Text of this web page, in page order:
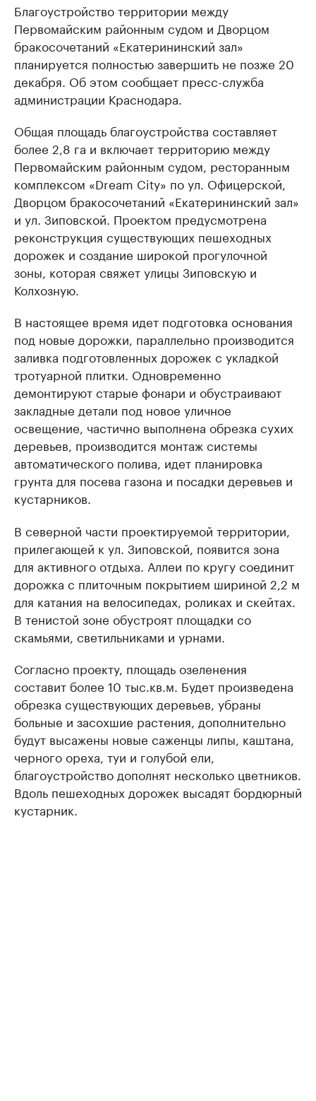
Благоустройство территории между
Первомайским районным судом и Дворцом
бракосочетаний «Екатерининский зал»
планируется полностью завершить не позже 20
декабря. Об этом сообщает пресс-служба
администрации Краснодара.
Общая площадь благоустройства составляет
более 2,8 га и включает территорию между
Первомайским районным судом, ресторанным
комплексом «Dream City» по ул. Офицерской,
Дворцом бракосочетаний «Екатерининский зал»
и ул. Зиповской. Проектом предусмотрена
реконструкция существующих пешеходных
дорожек и создание широкой прогулочной
зоны, которая свяжет улицы Зиповскую и
Колхозную.
В настоящее время идет подготовка основания
под новые дорожки, параллельно производится
заливка подготовленных дорожек с укладкой
тротуарной плитки. Одновременно
демонтируют старые фонари и обустраивают
закладные детали под новое уличное
освещение, частично выполнена обрезка сухих
деревьев, производится монтаж системы
автоматического полива, идет планировка
грунта для посева газона и посадки деревьев и
кустарников.
В северной части проектируемой территории,
прилегающей к ул. Зиповской, появится зона
для активного отдыха. Аллеи по кругу соединит
дорожка с плиточным покрытием шириной 2,2 м
для катания на велосипедах, роликах и скейтах.
В тенистой зоне обустроят площадки со
скамьями, светильниками и урнами.
Согласно проекту, площадь озеленения
составит более 10 тыс.кв.м. Будет произведена
обрезка существующих деревьев, убраны
больные и засохшие растения, дополнительно
будут высажены новые саженцы липы, каштана,
черного ореха, туи и голубой ели,
благоустройство дополнят несколько цветников.
Вдоль пешеходных дорожек высадят бордюрный
кустарник.